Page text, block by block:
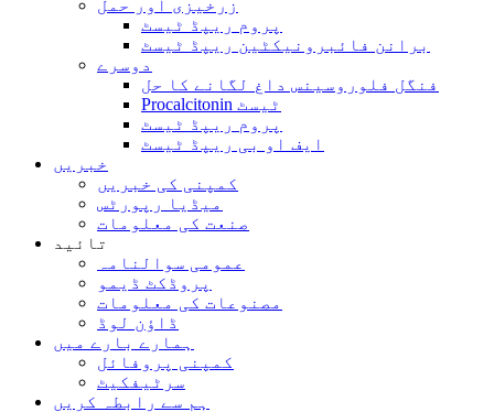
زرخیزی اور حمل
پروم ریپڈ ٹیسٹ
برانن فائبرونیکٹین ریپڈ ٹیسٹ
دوسرے
فنگل فلوروسینس داغ لگانے کا حل
Procalcitonin ٹیسٹ
پروم ریپڈ ٹیسٹ
ایف او بی ریپڈ ٹیسٹ
خبریں
کمپنی کی خبریں
میڈیا رپورٹس
صنعت کی معلومات
تائید
عمومی سوالنامہ
پروڈکٹ ڈیمو
مصنوعات کی معلومات
ڈاؤن لوڈ
ہمارے بارے میں
کمپنی پروفائل
سرٹیفکیٹ
ہم سے رابطہ کریں